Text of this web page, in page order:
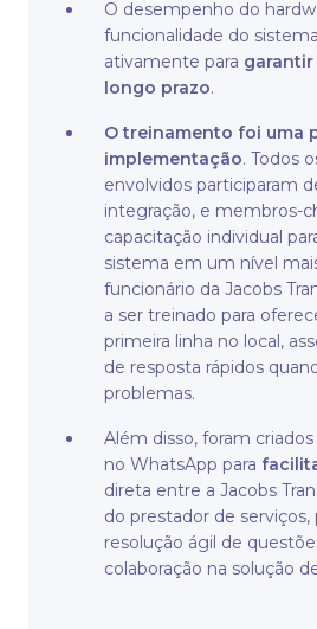
O desempenho do
funcionalidade do
ativamente para
longo prazo.
O treinamento foi uma
implementação. Todos
envolvidos participaram
integração, e membros-
capacitação individual
sistema em um nível
funcionário da Jacobs
a ser treinado para
primeira linha no local,
de resposta rápidos
problemas.
Além disso, foram
no WhatsApp para
direta entre a Jacobs
do prestador de
resolução ágil de
colaboração na solução